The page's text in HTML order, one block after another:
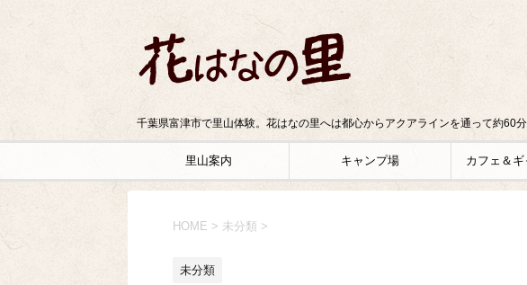
千葉県富津市で里山体験。花はなの里へは都心からアクアラインを通って約60
里山案内 キャンプ場 カフェ＆
HOME > 未分類 >
未分類